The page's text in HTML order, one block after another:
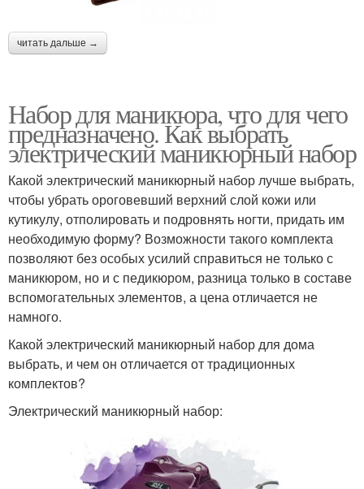
читать дальше →
Набор для маникюра, что для чего
предназначено. Как выбрать
электрический маникюрный набор
Какой электрический маникюрный набор лучше выбрать,
чтобы убрать ороговевший верхний слой кожи или
кутикулу, отполировать и подровнять ногти, придать им
необходимую форму? Возможности такого комплекта
позволяют без особых усилий справиться не только с
маникюром, но и с педикюром, разница только в составе
вспомогательных элементов, а цена отличается не
намного.
Какой электрический маникюрный набор для дома
выбрать, и чем он отличается от традиционных
комплектов?
Электрический маникюрный набор: